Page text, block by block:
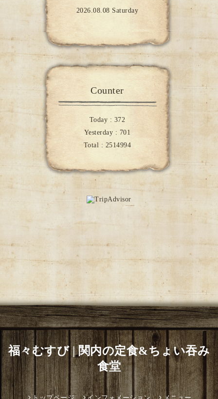
2026.08.08 Saturday
Counter
Today : 372
Yesterday : 701
Total : 2514994
福々むすび | 関内の定食&ちょい吞み
食堂